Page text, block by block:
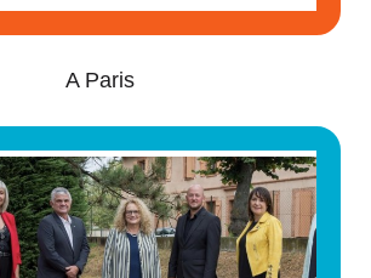
A Paris